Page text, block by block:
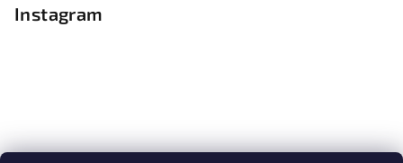
Instagram